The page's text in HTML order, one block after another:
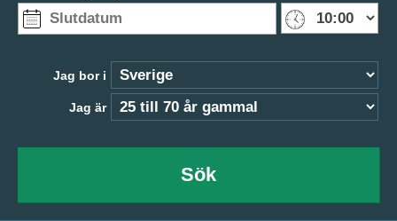
Jag bor i
Jag är
Sök